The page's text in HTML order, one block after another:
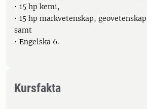
• 15 hp kemi,
• 15 hp markvetenskap,
samt
• Engelska 6.
Kursfakta